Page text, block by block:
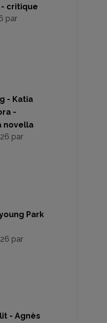
- critique
par
- Katia
-
novella
par
Park
par
- Agnès